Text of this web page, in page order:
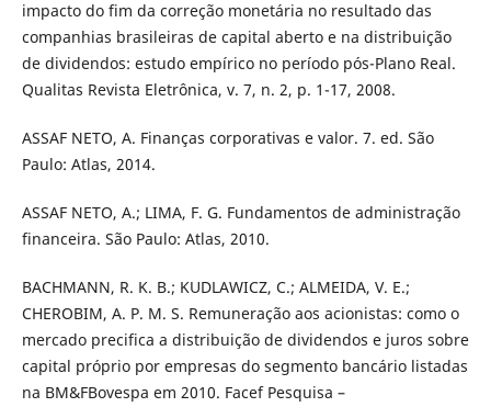
impacto do fim da correção monetária no resultado das
companhias brasileiras de capital aberto e na distribuição
de dividendos: estudo empírico no período pós-Plano Real.
Qualitas Revista Eletrônica, v. 7, n. 2, p. 1-17, 2008.
ASSAF NETO, A. Finanças corporativas e valor. 7. ed. São
Paulo: Atlas, 2014.
ASSAF NETO, A.; LIMA, F. G. Fundamentos de administração
financeira. São Paulo: Atlas, 2010.
BACHMANN, R. K. B.; KUDLAWICZ, C.; ALMEIDA, V. E.;
CHEROBIM, A. P. M. S. Remuneração aos acionistas: como o
mercado precifica a distribuição de dividendos e juros sobre
capital próprio por empresas do segmento bancário listadas
na BM&FBovespa em 2010. Facef Pesquisa –